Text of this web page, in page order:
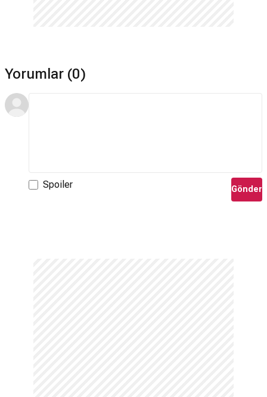
Yorumlar (0)
Spoiler Gönder